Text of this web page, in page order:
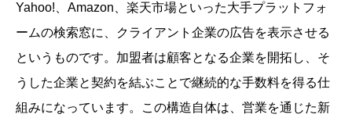
Yahoo!、Amazon、楽天市場といった大手プラットフォ
ームの検索窓に、クライアント企業の広告を表示させる
というものです。加盟者は顧客となる企業を開拓し、そ
うした企業と契約を結ぶことで継続的な手数料を得る仕
組みになっています。この構造自体は、営業を通じた新